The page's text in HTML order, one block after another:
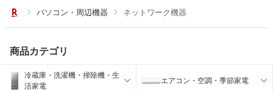
パソコン・周辺機器 ネットワーク機器
商品カテゴリ
冷蔵庫・洗濯機・掃除機・生
活家電
エアコン・空調・季節家電